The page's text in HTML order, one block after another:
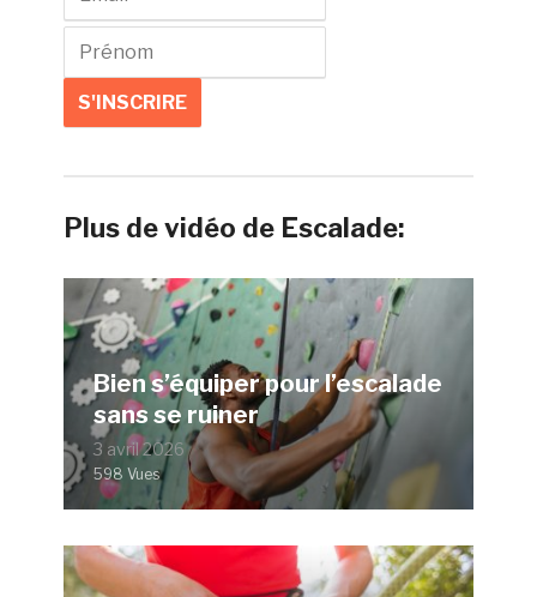
Plus de vidéo de Escalade:
Bien s’équiper pour l’escalade
sans se ruiner
3 avril 2026
598 Vues